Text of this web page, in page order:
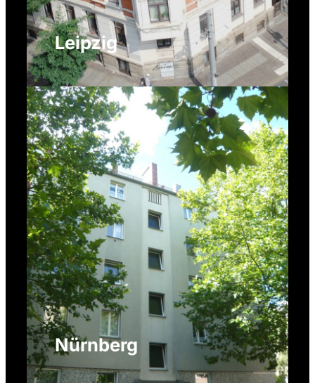
Leipzig
Nürnberg